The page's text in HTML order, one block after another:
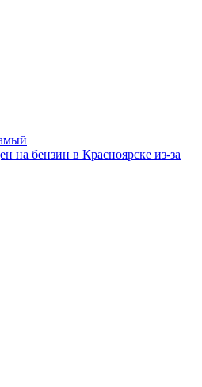
на бензин в Красноярске из-за